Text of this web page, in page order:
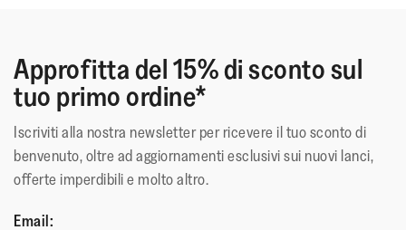
Approfitta del 15% di sconto sul
tuo primo ordine*
Iscriviti alla nostra newsletter per ricevere il tuo sconto di
benvenuto, oltre ad aggiornamenti esclusivi sui nuovi lanci,
offerte imperdibili e molto altro.
Email: